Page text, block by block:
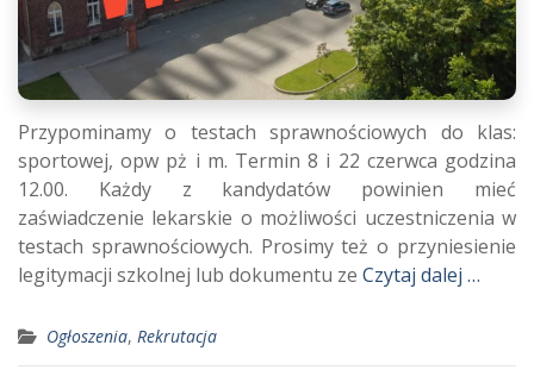
Przypominamy o testach sprawnościowych do klas:
sportowej, opw pż i m. Termin 8 i 22 czerwca godzina
12.00. Każdy z kandydatów powinien mieć
zaświadczenie lekarskie o możliwości uczestniczenia w
testach sprawnościowych. Prosimy też o przyniesienie
legitymacji szkolnej lub dokumentu ze Czytaj dalej …
Ogłoszenia, Rekrutacja